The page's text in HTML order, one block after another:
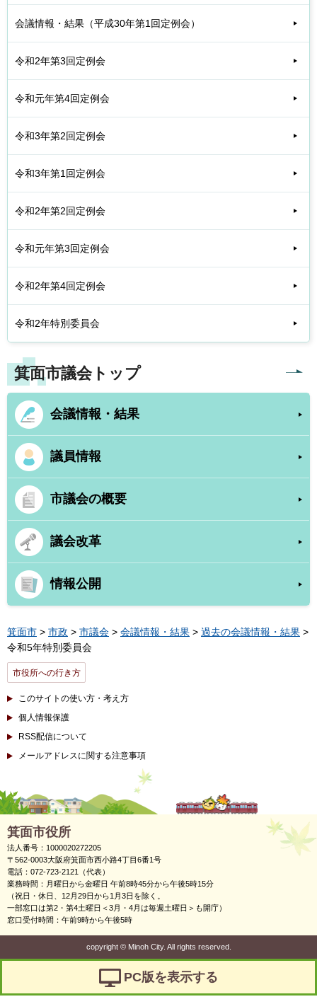
会議情報・結果（平成30年第1回定例会）
令和2年第3回定例会
令和元年第4回定例会
令和3年第2回定例会
令和3年第1回定例会
令和2年第2回定例会
令和元年第3回定例会
令和2年第4回定例会
令和2年特別委員会
箕面市議会トップ
会議情報・結果
議員情報
市議会の概要
議会改革
情報公開
箕面市 > 市政 > 市議会 > 会議情報・結果 > 過去の会議情報・結果 >
令和5年特別委員会
市役所への行き方
このサイトの使い方・考え方
個人情報保護
RSS配信について
メールアドレスに関する注意事項
箕面市役所
法人番号：1000020272205
〒562-0003大阪府箕面市西小路4丁目6番1号
電話：072-723-2121（代表）
業務時間：月曜日から金曜日 午前8時45分から午後5時15分
（祝日・休日、12月29日から1月3日を除く。
一部窓口は第2・第4土曜日＜3月・4月は毎週土曜日＞も開庁）
窓口受付時間：午前9時から午後5時
copyright ©Minoh City. All rights reserved.
PC版を表示する